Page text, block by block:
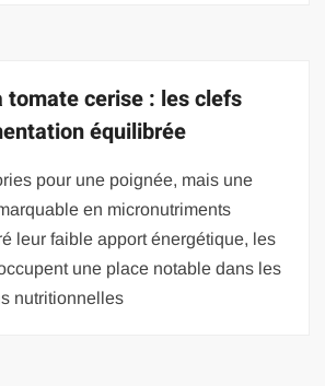
tomate cerise : les clefs
équilibrée
pour une poignée, mais une
en micronutriments
leur faible apport énergétique, les
une place notable dans les
nutritionnelles